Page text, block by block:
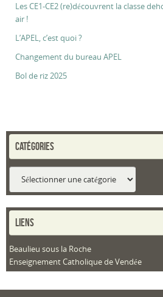
Les CE1-CE2 (re)découvrent la classe
air !
L’APEL, c’est quoi ?
Changement du bureau APEL
Bol de riz 2025
CATÉGORIES
LIENS
Beaulieu sous la Roche
Enseignement Catholique de Vendée